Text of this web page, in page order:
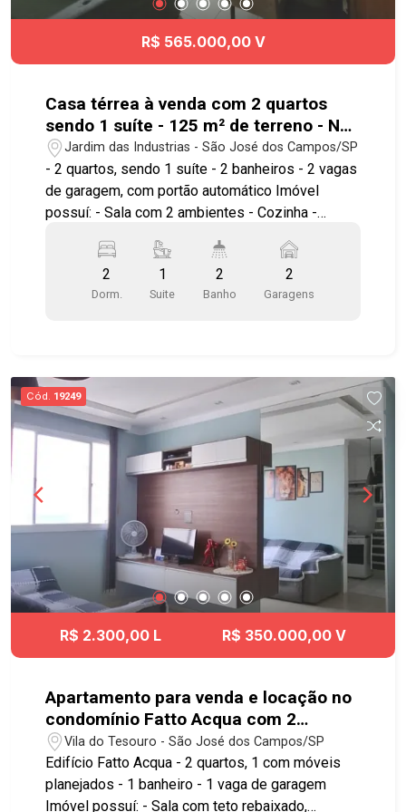
R$ 565.000,00 V
Casa térrea à venda com 2 quartos
sendo 1 suíte - 125 m² de terreno - No
bairro Jardim das Industrias - SJC
Jardim das Industrias - São José dos Campos/SP
- 2 quartos, sendo 1 suíte - 2 banheiros - 2 vagas
de garagem, com portão automático Imóvel
possuí: - Sala com 2 ambientes - Cozinha -
bairro. * Está a poucos minutos do Shopping
Colinas e conveniências do bairro. A localização
oferece acesso rápido à Avenida Dr. João Batista
regiões de São José dos Campos. Agende já sua
visita!! #Imobiliaria #geraçãoimóveis
#casavenda #casavendaSJC
#JardimDasIndustrias
2
Dorm.
1
Suite
2
Banho
2
Garagens
Cód. 19249
R$ 2.300,00 L R$ 350.000,00 V
Apartamento para venda e locação no
condomínio Fatto Acqua com 2
quartos e 1 vaga de garagem - 45,23
M² - No bairro Vila Tesouro - SJC
Vila do Tesouro - São José dos Campos/SP
Edifício Fatto Acqua - 2 quartos, 1 com móveis
planejados - 1 banheiro - 1 vaga de garagem
Imóvel possuí: - Sala com teto rebaixado,